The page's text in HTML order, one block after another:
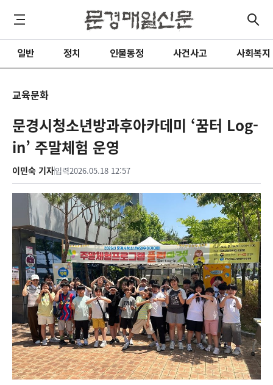
일반 정치 인물동정 사건사고 사회복지
교육문화
문경시청소년방과후아카데미 ‘꿈터 Log-
in’ 주말체험 운영
이민숙 기자입력2026.05.18 12:57